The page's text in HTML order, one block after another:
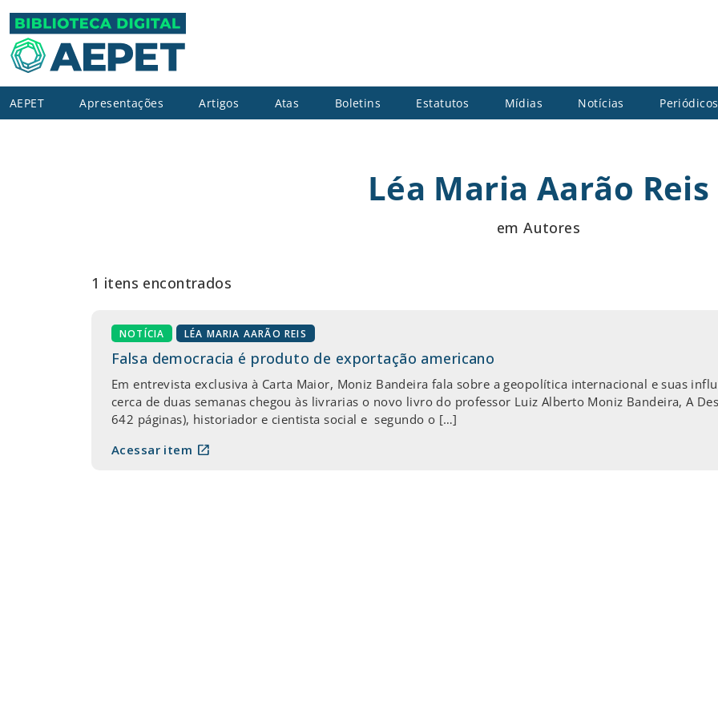
AEPET Apresentações Artigos Atas Boletins Estatutos Mídias Notícias Periódicos
Léa Maria Aarão Reis
em Autores
1 itens encontrados
NOTÍCIA LÉA MARIA AARÃO REIS
Falsa democracia é produto de exportação americano
Em entrevista exclusiva à Carta Maior, Moniz Bandeira fala sobre a geopolítica internacional e suas
cerca de duas semanas chegou às livrarias o novo livro do professor Luiz Alberto Moniz Bandeira, A
642 páginas), historiador e cientista social e segundo o […]
Acessar item open_in_new